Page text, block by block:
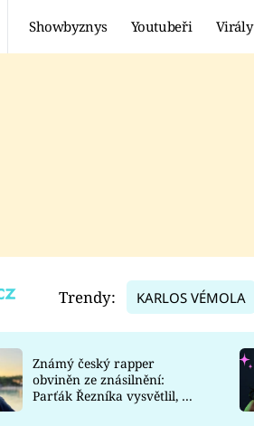
Showbyznys Youtubeři Virály
TADEÁŠ KUBĚNKA
DATEL
Trendy: KARLOS VÉMOLA
Známý český rapper
obviněn ze znásilnění:
Parťák Řezníka vysvětlil, co